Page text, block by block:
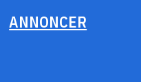
ANNONCER